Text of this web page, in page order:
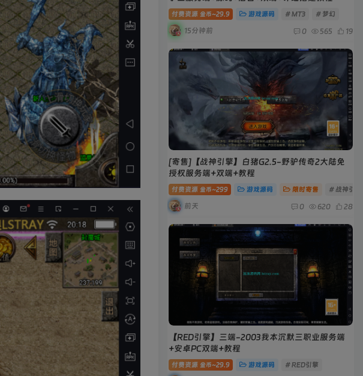
付费资源 金币~29.9 游戏源码 # MT3 # 梦幻
15分钟前 0 565 19
[寄售]【战神引擎】白猪G2.5-野驴传奇2大陆免
授权服务端+双端+教程
付费资源 金币~299 游戏源码 限时寄售 # 战神引擎
前天 0 620 28
【RED引擎】三端-2003我本沉默三职业服务端
+安卓PC双端+教程
付费资源 金币~29.9 游戏源码 # RED引擎